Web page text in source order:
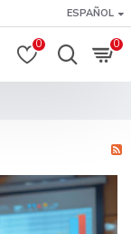
ESPAÑOL
0 0